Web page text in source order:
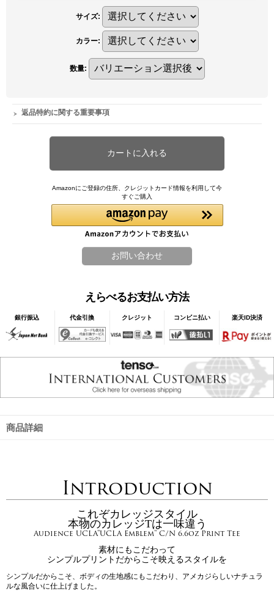
サイズ:
カラー:
数量:
返品特約に関する重要事項
Amazonにご登録の住所、クレジットカード情報を利用して今
すぐご購入
えらべるお支払い方法
銀行振込 代金引換 クレジット コンビニ払い 楽天ID決済
商品詳細
Introduction
これぞカレッジスタイル
本物のカレッジTは一味違う
Audience UCLA"UCLA Emblem" C/N 6.6oz Print Tee
素材にもこだわって
シンプルプリントだからこそ映えるスタイルを
シンプルだからこそ、ボディの生地感にもこだわり、アメカジらしいナチュラ
ルな風合いに仕上げました。